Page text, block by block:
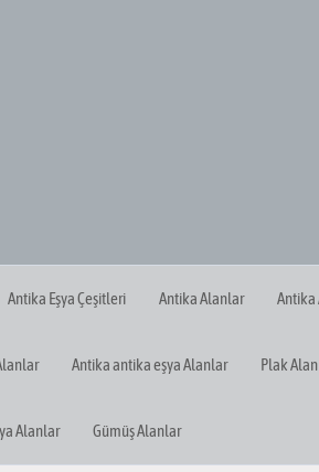
Antika Eşya Çeşitleri Antika Alanlar Antika
Antika antika eşya Alanlar Plak
Alanlar Gümüş Alanlar